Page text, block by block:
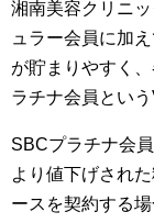
湘南美容クリニ
ュラー会員に加
が貯まりやすく
ラチナ会員とい
SBCプラチナ会
より値下げされ
ースを契約する